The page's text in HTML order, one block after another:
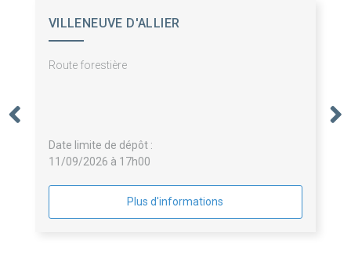
VILLENEUVE D'ALLIER
Route forestière
Date limite de dépôt :
11/09/2026 à 17h00
Plus d'informations